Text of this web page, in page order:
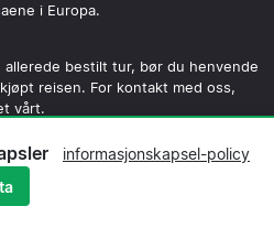
i Europa.
allerede bestilt tur, bør du henvende
reisen. For kontakt med oss,
vårt.
informasjonskapsel-policy